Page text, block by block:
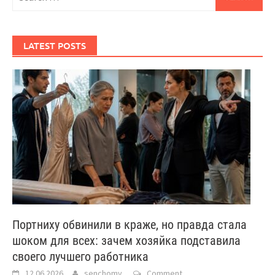
for:
LATEST POSTS
Портниху обвинили в краже, но правда стала
шоком для всех: зачем хозяйка подставила
своего лучшего работника